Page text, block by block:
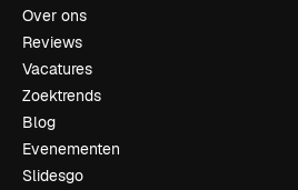
Over ons
Reviews
Vacatures
Zoektrends
Blog
Evenementen
Slidesgo